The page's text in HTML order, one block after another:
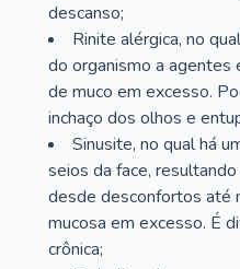
descanso;
Rinite alérgica, no
do organismo a agentes
de muco em excesso.
inchaço dos olhos e
Sinusite, no qual há
seios da face,
desde desconfortos até
mucosa em excesso. É
crônica;